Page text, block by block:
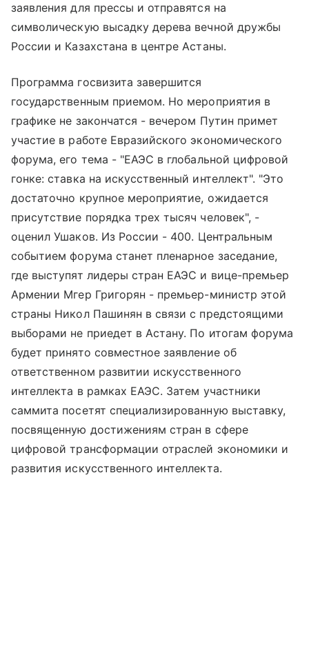
заявления для прессы и отправятся на
символическую высадку дерева вечной дружбы
России и Казахстана в центре Астаны.
Программа госвизита завершится
государственным приемом. Но мероприятия в
графике не закончатся - вечером Путин примет
участие в работе Евразийского экономического
форума, его тема - "ЕАЭС в глобальной цифровой
гонке: ставка на искусственный интеллект". "Это
достаточно крупное мероприятие, ожидается
присутствие порядка трех тысяч человек", -
оценил Ушаков. Из России - 400. Центральным
событием форума станет пленарное заседание,
где выступят лидеры стран ЕАЭС и вице-премьер
Армении Мгер Григорян - премьер-министр этой
страны Никол Пашинян в связи с предстоящими
выборами не приедет в Астану. По итогам форума
будет принято совместное заявление об
ответственном развитии искусственного
интеллекта в рамках ЕАЭС. Затем участники
саммита посетят специализированную выставку,
посвященную достижениям стран в сфере
цифровой трансформации отраслей экономики и
развития искусственного интеллекта.